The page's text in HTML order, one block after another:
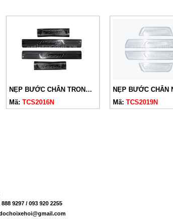
NẸP BƯỚC CHÂN TRONG TUCSON 2020 TITAN
Mã: TCS2016N
Mã: TCS2019N
888 9297 / 093 920 2255